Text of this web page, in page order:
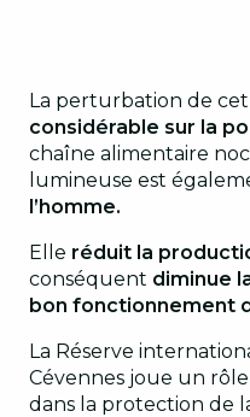
La perturbation de cet
considérable sur la
chaîne alimentaire
lumineuse est
l’homme.
Elle réduit la
conséquent diminue
bon fonctionnement
La Réserve
Cévennes joue un
dans la protection de